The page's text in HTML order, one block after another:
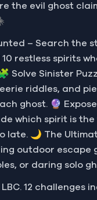
the evil ghost
– Search the
restless spirits
Solve Sinister
riddles, and
ghost. 🔮 Expose
which spirit is
late. 🌙 The
outdoor escape
or daring solo
12 challenges